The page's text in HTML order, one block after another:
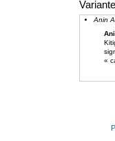
Anin
«